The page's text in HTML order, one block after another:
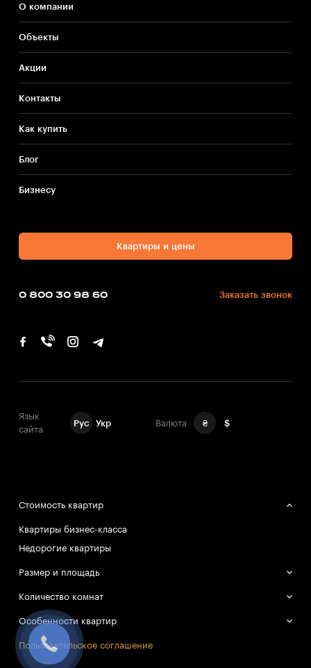
О компании
Объекты
Акции
Контакты
Как купить
Блог
Бизнесу
Квартиры и цены
0 800 30 98 60 Заказать звонок
Язык
сайта
Рус Укр Валюта ₴ $
Стоимость квартир
Квартиры бизнес-класса
Недорогие квартиры
Размер и площадь
Большие квартиры
Маленькие квартиры
Количество комнат
Однокомнатные квартиры
Двухкомнатные квартиры
Трёхкомнатные квартиры
Особенности квартир
Смарт-квартиры
Пользовательское соглашение